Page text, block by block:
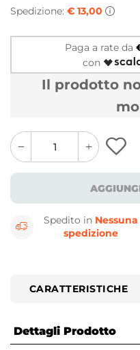
Spedizione: € 13,00
Paga a rate da
con
Il prodotto
quantity
button
quantity
minus
button
Spedito in Nessuna
spedizione
CARATTERISTICHE
Dettagli Prodotto